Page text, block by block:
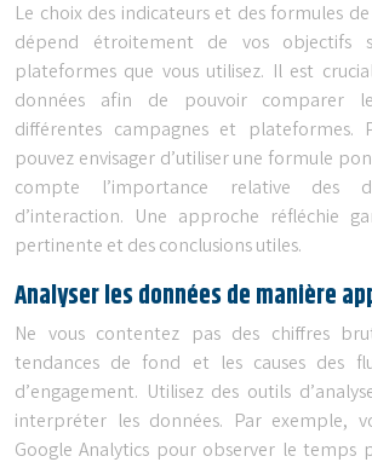
Le choix des indicateurs et des formules
dépend étroitement de vos objectifs
plateformes que vous utilisez. Il est
données afin de pouvoir comparer
différentes campagnes et plateformes.
pouvez envisager d’utiliser une formule
compte l’importance relative des
d’interaction. Une approche réfléchie
pertinente et des conclusions utiles.
Analyser les données de manière
Ne vous contentez pas des chiffres
tendances de fond et les causes des
d’engagement. Utilisez des outils
interpréter les données. Par exemple,
Google Analytics pour observer le temps